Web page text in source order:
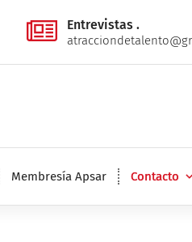
Entrevistas .
Membresía Apsar Contacto